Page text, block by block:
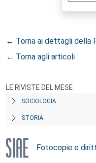
← Torna ai dettagli della
← Torna agli articoli
LE RIVISTE DEL MESE
SOCIOLOGIA
STORIA
Fotocopie e